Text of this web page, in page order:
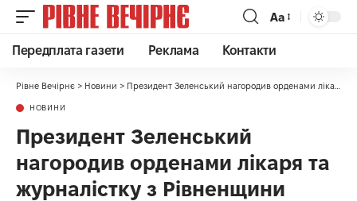
Аа
Передплата газети Реклама Контакти
Рівне Вечірнє > Новини > Президент Зеленський нагородив орденами лікаря та журналістку з Рівненщини
НОВИНИ
Президент Зеленський
нагородив орденами лікаря та
журналістку з Рівненщини